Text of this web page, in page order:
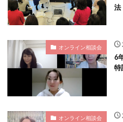
法
オンライン相談会
6
特
オンライン相談会